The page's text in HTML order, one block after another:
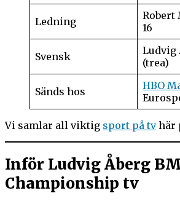
Ledning
Robert
16
Svensk
Ludvig
(trea)
Sänds hos HBO
Vi samlar all viktig sport på tvhär
Inför Ludvig Åberg
Championship tv